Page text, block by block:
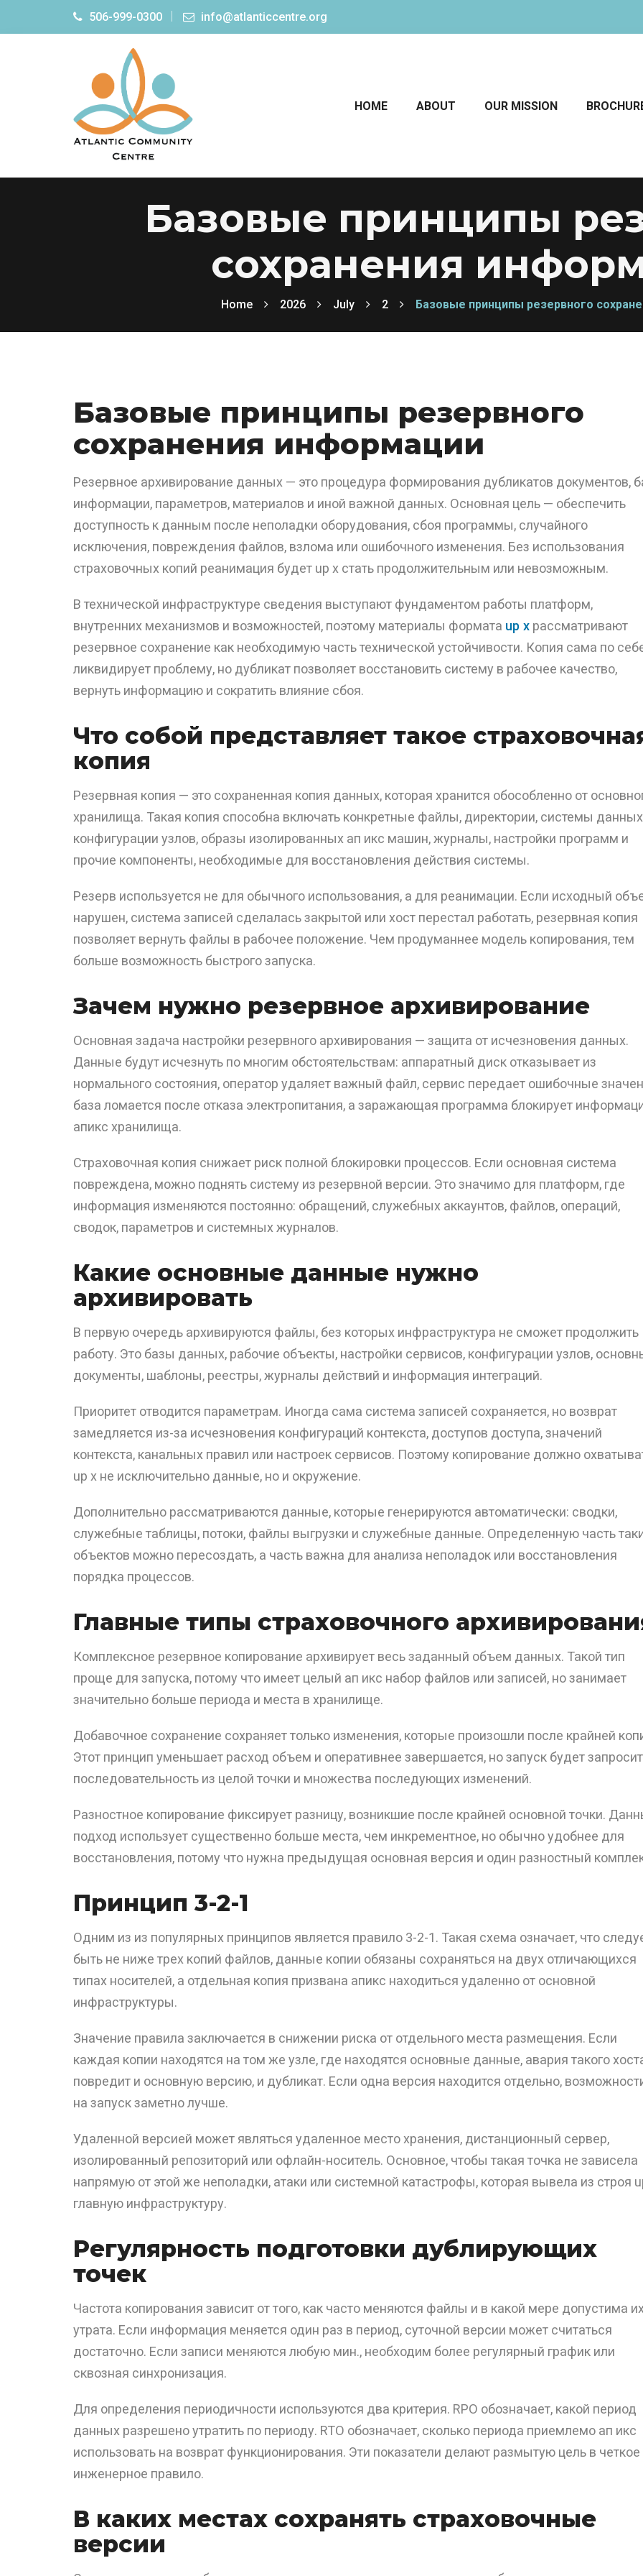
506-999-0300 info@atlanticcentre.org
HOME ABOUT OUR MISSION
Базовые принципы
сохранения
Home 2026 July 2 Базовые принципы резервного
Базовые принципы резервного
сохранения информации
Резервное архивирование данных — это процедура формирования дубликатов документов,
информации, параметров, материалов и иной важной данных. Основная цель — обеспечить
доступность к данным после неполадки оборудования, сбоя программы, случайного
исключения, повреждения файлов, взлома или ошибочного изменения. Без использования
страховочных копий реанимация будет up x стать продолжительным или невозможным.
В технической инфраструктуре сведения выступают фундаментом работы платформ,
внутренних механизмов и возможностей, поэтому материалы формата up x рассматривают
резервное сохранение как необходимую часть технической устойчивости. Копия сама по
ликвидирует проблему, но дубликат позволяет восстановить систему в рабочее качество,
вернуть информацию и сократить влияние сбоя.
Что собой представляет такое
копия
Резервная копия — это сохраненная копия данных, которая хранится обособленно от
хранилища. Такая копия способна включать конкретные файлы, директории, системы
конфигурации узлов, образы изолированных ап икс машин, журналы, настройки программ и
прочие компоненты, необходимые для восстановления действия системы.
Резерв используется не для обычного использования, а для реанимации. Если исходный
нарушен, система записей сделалась закрытой или хост перестал работать, резервная копия
позволяет вернуть файлы в рабочее положение. Чем продуманнее модель копирования, тем
больше возможность быстрого запуска.
Зачем нужно резервное архивирование
Основная задача настройки резервного архивирования — защита от исчезновения данных.
Данные будут исчезнуть по многим обстоятельствам: аппаратный диск отказывает из
нормального состояния, оператор удаляет важный файл, сервис передает ошибочные
база ломается после отказа электропитания, а заражающая программа блокирует
апикс хранилища.
Страховочная копия снижает риск полной блокировки процессов. Если основная система
повреждена, можно поднять систему из резервной версии. Это значимо для платформ, где
информация изменяются постоянно: обращений, служебных аккаунтов, файлов, операций,
сводок, параметров и системных журналов.
Какие основные данные нужно
архивировать
В первую очередь архивируются файлы, без которых инфраструктура не сможет продолжить
работу. Это базы данных, рабочие объекты, настройки сервисов, конфигурации узлов,
документы, шаблоны, реестры, журналы действий и информация интеграций.
Приоритет отводится параметрам. Иногда сама система записей сохраняется, но возврат
замедляется из-за исчезновения конфигураций контекста, доступов доступа, значений
контекста, канальных правил или настроек сервисов. Поэтому копирование должно
up x не исключительно данные, но и окружение.
Дополнительно рассматриваются данные, которые генерируются автоматически: сводки,
служебные таблицы, потоки, файлы выгрузки и служебные данные. Определенную часть
объектов можно пересоздать, а часть важна для анализа неполадок или восстановления
порядка процессов.
Главные типы страховочного
Комплексное резервное копирование архивирует весь заданный объем данных. Такой тип
проще для запуска, потому что имеет целый ап икс набор файлов или записей, но занимает
значительно больше периода и места в хранилище.
Добавочное сохранение сохраняет только изменения, которые произошли после крайней
Этот принцип уменьшает расход объем и оперативнее завершается, но запуск будет
последовательность из целой точки и множества последующих изменений.
Разностное копирование фиксирует разницу, возникшие после крайней основной точки.
подход использует существенно больше места, чем инкрементное, но обычно удобнее для
восстановления, потому что нужна предыдущая основная версия и один разностный
Принцип 3-2-1
Одним из из популярных принципов является правило 3-2-1. Такая схема означает, что
быть не ниже трех копий файлов, данные копии обязаны сохраняться на двух отличающихся
типах носителей, а отдельная копия призвана апикс находиться удаленно от основной
инфраструктуры.
Значение правила заключается в снижении риска от отдельного места размещения. Если
каждая копии находятся на том же узле, где находятся основные данные, авария такого
повредит и основную версию, и дубликат. Если одна версия находится отдельно,
на запуск заметно лучше.
Удаленной версией может являться удаленное место хранения, дистанционный сервер,
изолированный репозиторий или офлайн-носитель. Основное, чтобы такая точка не зависела
напрямую от этой же неполадки, атаки или системной катастрофы, которая вывела из строя
главную инфраструктуру.
Регулярность подготовки дублирующих
точек
Частота копирования зависит от того, как часто меняются файлы и в какой мере допустима их
утрата. Если информация меняется один раз в период, суточной версии может считаться
достаточно. Если записи меняются любую мин., необходим более регулярный график или
сквозная синхронизация.
Для определения периодичности используются два критерия. RPO обозначает, какой период
данных разрешено утратить по периоду. RTO обозначает, сколько периода приемлемо ап икс
использовать на возврат функционирования. Эти показатели делают размытую цель в четкое
инженерное правило.
В каких местах сохранять страховочные
версии